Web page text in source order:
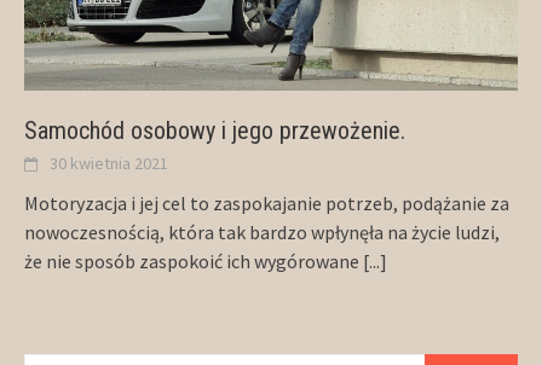
Samochód osobowy i jego przewożenie.
30 kwietnia 2021
Motoryzacja i jej cel to zaspokajanie potrzeb, podążanie za
nowoczesnością, która tak bardzo wpłynęła na życie ludzi,
że nie sposób zaspokoić ich wygórowane [...]